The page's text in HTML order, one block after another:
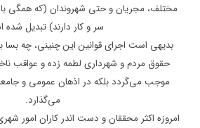
مختلف، مجریان و حتی شهروندان (که همگی
سر و کار دارند) تبدیل
بدیهی است اجرای قوانین این چنینی، چه بسا
حقوق مردم و شهرداری لطمه زده و عواقب
موجب می‌گردد بلکه در اذهان عمومی و
می‌گذارد.
امروزه اکثر محققان و دست اندر کاران امور